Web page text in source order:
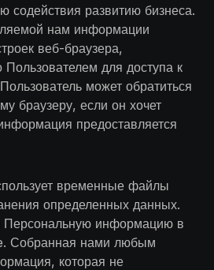
содействия развитию бизнеса.
нам информации
веб-браузера,
Пользователем для доступа к
может обратиться
браузеру, если он хочет
предоставляется
временные файлы
определенных данных.
информацию в
Собранная нами любым
которая не